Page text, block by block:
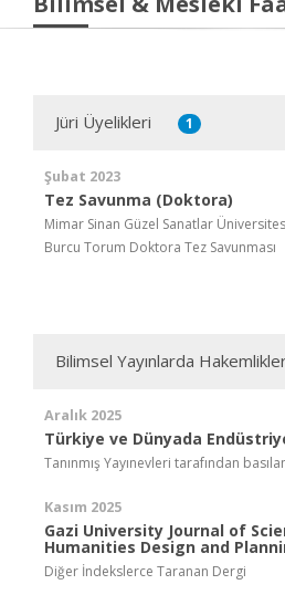
Jüri Üyelikleri 1
Şubat 2023
Tez Savunma (Doktora)
Mimar Sinan Güzel Sanatlar
Burcu Torum Doktora Tez Savunması
Bilimsel Yayınlarda
Aralık 2025
Türkiye ve Dünyada
Tanınmış Yayınevleri tarafından
Kasım 2025
Gazi University Journal of
Humanities Design and
Diğer İndekslerce Taranan Dergi